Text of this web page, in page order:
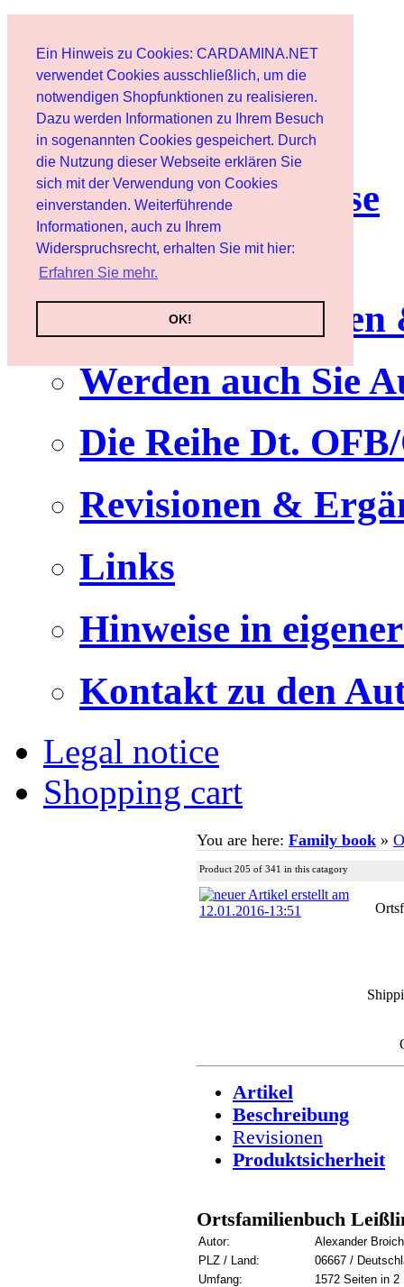
Ein Hinweis zu Cookies: CARDAMINA.NET
verwendet Cookies ausschließlich, um die
notwendigen Shopfunktionen zu realisieren.
Dazu werden Informationen zu Ihrem Besuch
in sogenannten Cookies gespeichert. Durch
die Nutzung dieser Webseite erklären Sie
sich mit der Verwendung von Cookies
einverstanden. Weiterführende
Informationen, auch zu Ihrem
Widerspruchsrecht, erhalten Sie mit hier:
Erfahren Sie mehr.
OK!
User
Newsletter
Nutzungshinweise
Service
Werden auch Sie
Die Reihe Dt.
Revisionen &
Links
Hinweise in
Kontakt zu den
Legal notice
Shopping cart
You are here: Family book »
Product 205 of 341 in this catagory
Artikel
Beschreibung
Revisionen
Produktsicherheit
Ortsfamilienbuch
Autor:
Alexander Broich
PLZ / Land:
06667 /
Umfang:
1572 Seiten in 2